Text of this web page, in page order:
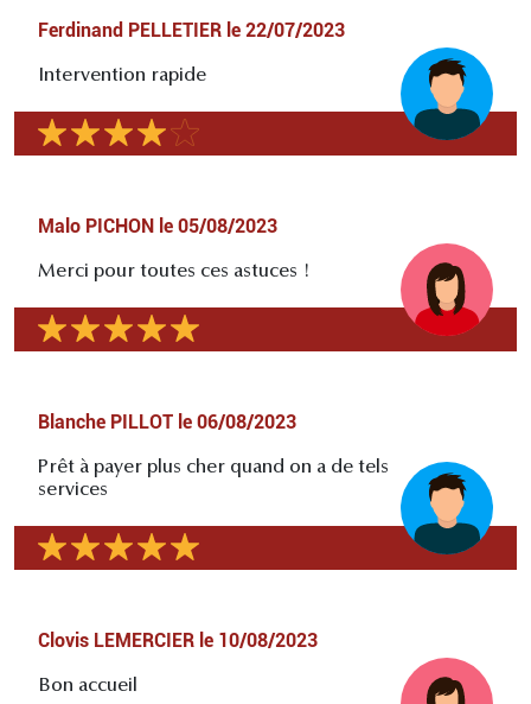
Ferdinand PELLETIER le 22/07/2023
Intervention rapide
Malo PICHON le 05/08/2023
Merci pour toutes ces astuces !
Blanche PILLOT le 06/08/2023
Prêt à payer plus cher quand on a de tels
services
Clovis LEMERCIER le 10/08/2023
Bon accueil